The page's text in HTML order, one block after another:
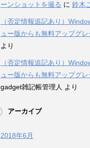
ーンショットを撮る に 鈴木
（否定情報追記あり）
ュー版からも無料アップグレ
より
（否定情報追記あり）
ュー版からも無料アップグレ
gadget雑記帳管理人 より
アーカイブ
2018年6月